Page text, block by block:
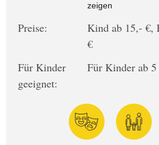
zeigen
Preise:
Kind ab 15,- €,
€
Für Kinder
geeignet:
Für Kinder ab 5